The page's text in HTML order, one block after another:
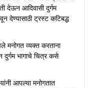
देऊन आदिवासी दुर्गम
देण्यासाठी ट्रस्ट कटिबद्ध
मनोगत व्यक्त करताना
दुर्गम भागाचे चित्र कसे
आपल्या मनोगतात